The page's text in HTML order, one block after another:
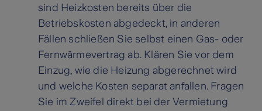
sind Heizkosten bereits über die
Betriebskosten abgedeckt, in anderen
Fällen schließen Sie selbst einen Gas- oder
Fernwärmevertrag ab. Klären Sie vor dem
Einzug, wie die Heizung abgerechnet wird
und welche Kosten separat anfallen. Fragen
Sie im Zweifel direkt bei der Vermietung